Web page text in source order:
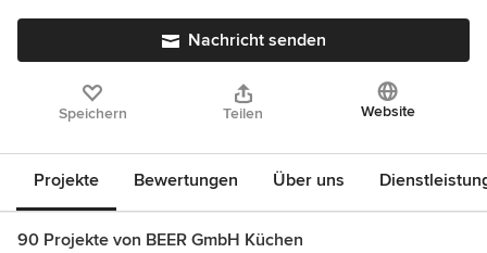
Nachricht senden
Speichern Teilen Website
Projekte Bewertungen Über uns
90 Projekte von BEER GmbH Küchen